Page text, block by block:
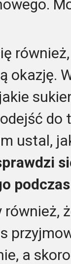
okazję.
do
ustal,
również,
a